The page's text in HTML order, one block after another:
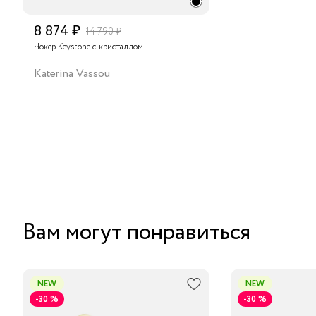
8 874 ₽ 14 790 ₽
Чокер Keystone с кристаллом
Katerina Vassou
Вам могут понравиться
NEW
-30 %
NEW
-30 %